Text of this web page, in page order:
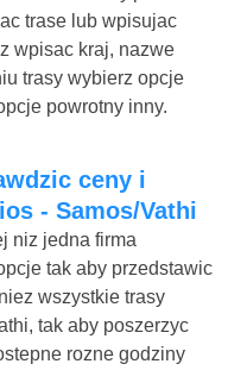
trase lub wpisujac
wpisac kraj, nazwe
trasy wybierz opcje
powrotny inny.
- Samos/Vathi
niz jedna firma
tak aby przedstawic
wszystkie trasy
tak aby poszerzyc
rozne godziny